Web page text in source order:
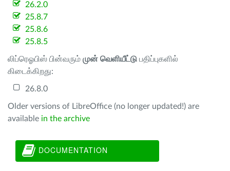
26.2.0
25.8.7
25.8.6
25.8.5
லிப்ரெஓபிஸ் பின்வரும் முன் வெளியீட்டு பதிப்புகளில்
கிடைக்கிறது:
26.8.0
Older versions of LibreOffice (no longer updated!) are
available in the archive
DOCUMENTATION